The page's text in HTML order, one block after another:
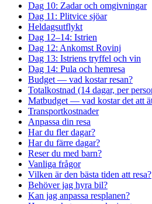
Dag 10: Zadar och omgivningar
Dag 11: Plitvice sjöar
Heldagsutflykt
Dag 12–14: Istrien
Dag 12: Ankomst Rovinj
Dag 13: Istriens tryffel och vin
Dag 14: Pula och hemresa
Budget — vad kostar resan?
Totalkostnad (14 dagar, per
Matbudget — vad kostar det att
Transportkostnader
Anpassa din resa
Har du fler dagar?
Har du färre dagar?
Reser du med barn?
Vanliga frågor
Vilken är den bästa tiden att resa?
Behöver jag hyra bil?
Kan jag anpassa resplanen?